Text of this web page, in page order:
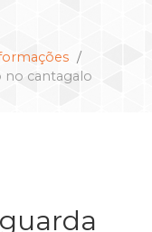
no cantagalo